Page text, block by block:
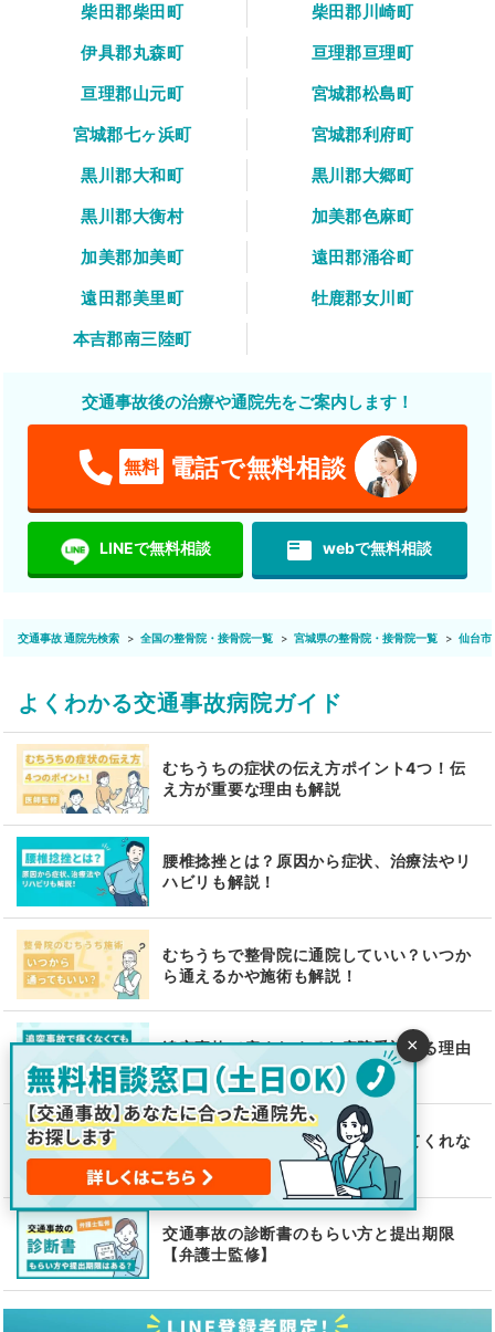
柴田郡柴田町
柴田郡川崎町
伊具郡丸森町
亘理郡亘理町
亘理郡山元町
宮城郡松島町
宮城郡七ヶ浜町
宮城郡利府町
黒川郡大和町
黒川郡大郷町
黒川郡大衡村
加美郡色麻町
加美郡加美町
遠田郡涌谷町
遠田郡美里町
牡鹿郡女川町
本吉郡南三陸町
交通事故後の治療や通院先をご案内します！
無料 電話で無料相談
LINEで無料相談 featured_play_list webで無料相談
交通事故 通院先検索 全国の整骨院・接骨院一覧 宮城県の整骨院・接骨院一覧 仙台市
よくわかる交通事故病院ガイド
むちうちの症状の伝え方ポイント4つ！伝
え方が重要な理由も解説
腰椎捻挫とは？原因から症状、治療法やリ
ハビリも解説！
むちうちで整骨院に通院していい？いつか
ら通えるかや施術も解説！
追突事故で痛くなくても病院受診する理由
– 痛みが出た時へ備えよう
交通事故で整形外科がリハビリしてくれな
い…転院するべき？
交通事故の診断書のもらい方と提出期限
【弁護士監修】
×